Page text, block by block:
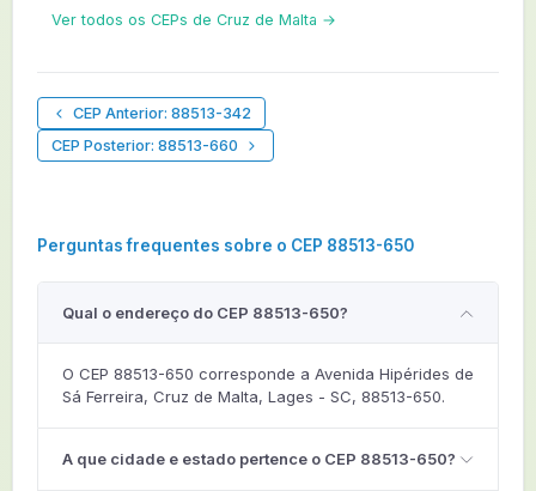
Ver todos os CEPs de Cruz de Malta →
CEP Anterior: 88513-342
CEP Posterior: 88513-660
Perguntas frequentes sobre o CEP 88513-650
Qual o endereço do CEP 88513-650?
O CEP 88513-650 corresponde a Avenida Hipérides de
Sá Ferreira, Cruz de Malta, Lages - SC, 88513-650.
A que cidade e estado pertence o CEP 88513-650?